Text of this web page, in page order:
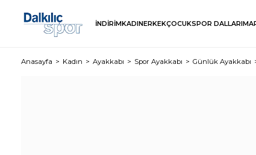
İNDİRİMKADINERKEKÇOCUKSPOR DALLARI
Anasayfa Kadın Ayakkabı Spor Ayakkabı Günlük Ayakkabı